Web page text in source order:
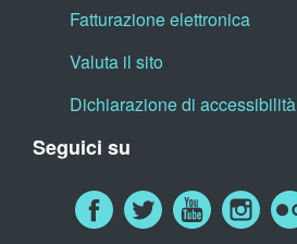
Fatturazione elettronica
Valuta il sito
Dichiarazione di accessibilità
Seguici su